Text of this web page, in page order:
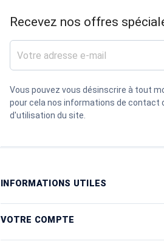
Recevez nos offres
Vous pouvez vous désinscrire à tout
pour cela nos informations de contact
d'utilisation du site.
INFORMATIONS UTILES
VOTRE COMPTE